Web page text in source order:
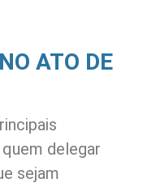
ATO DE
delegar
sejam